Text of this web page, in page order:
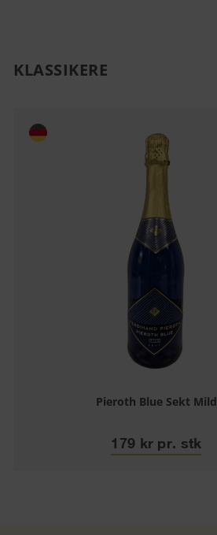
KLASSIKERE
Pieroth Blue Sekt Mild
179 kr pr. stk